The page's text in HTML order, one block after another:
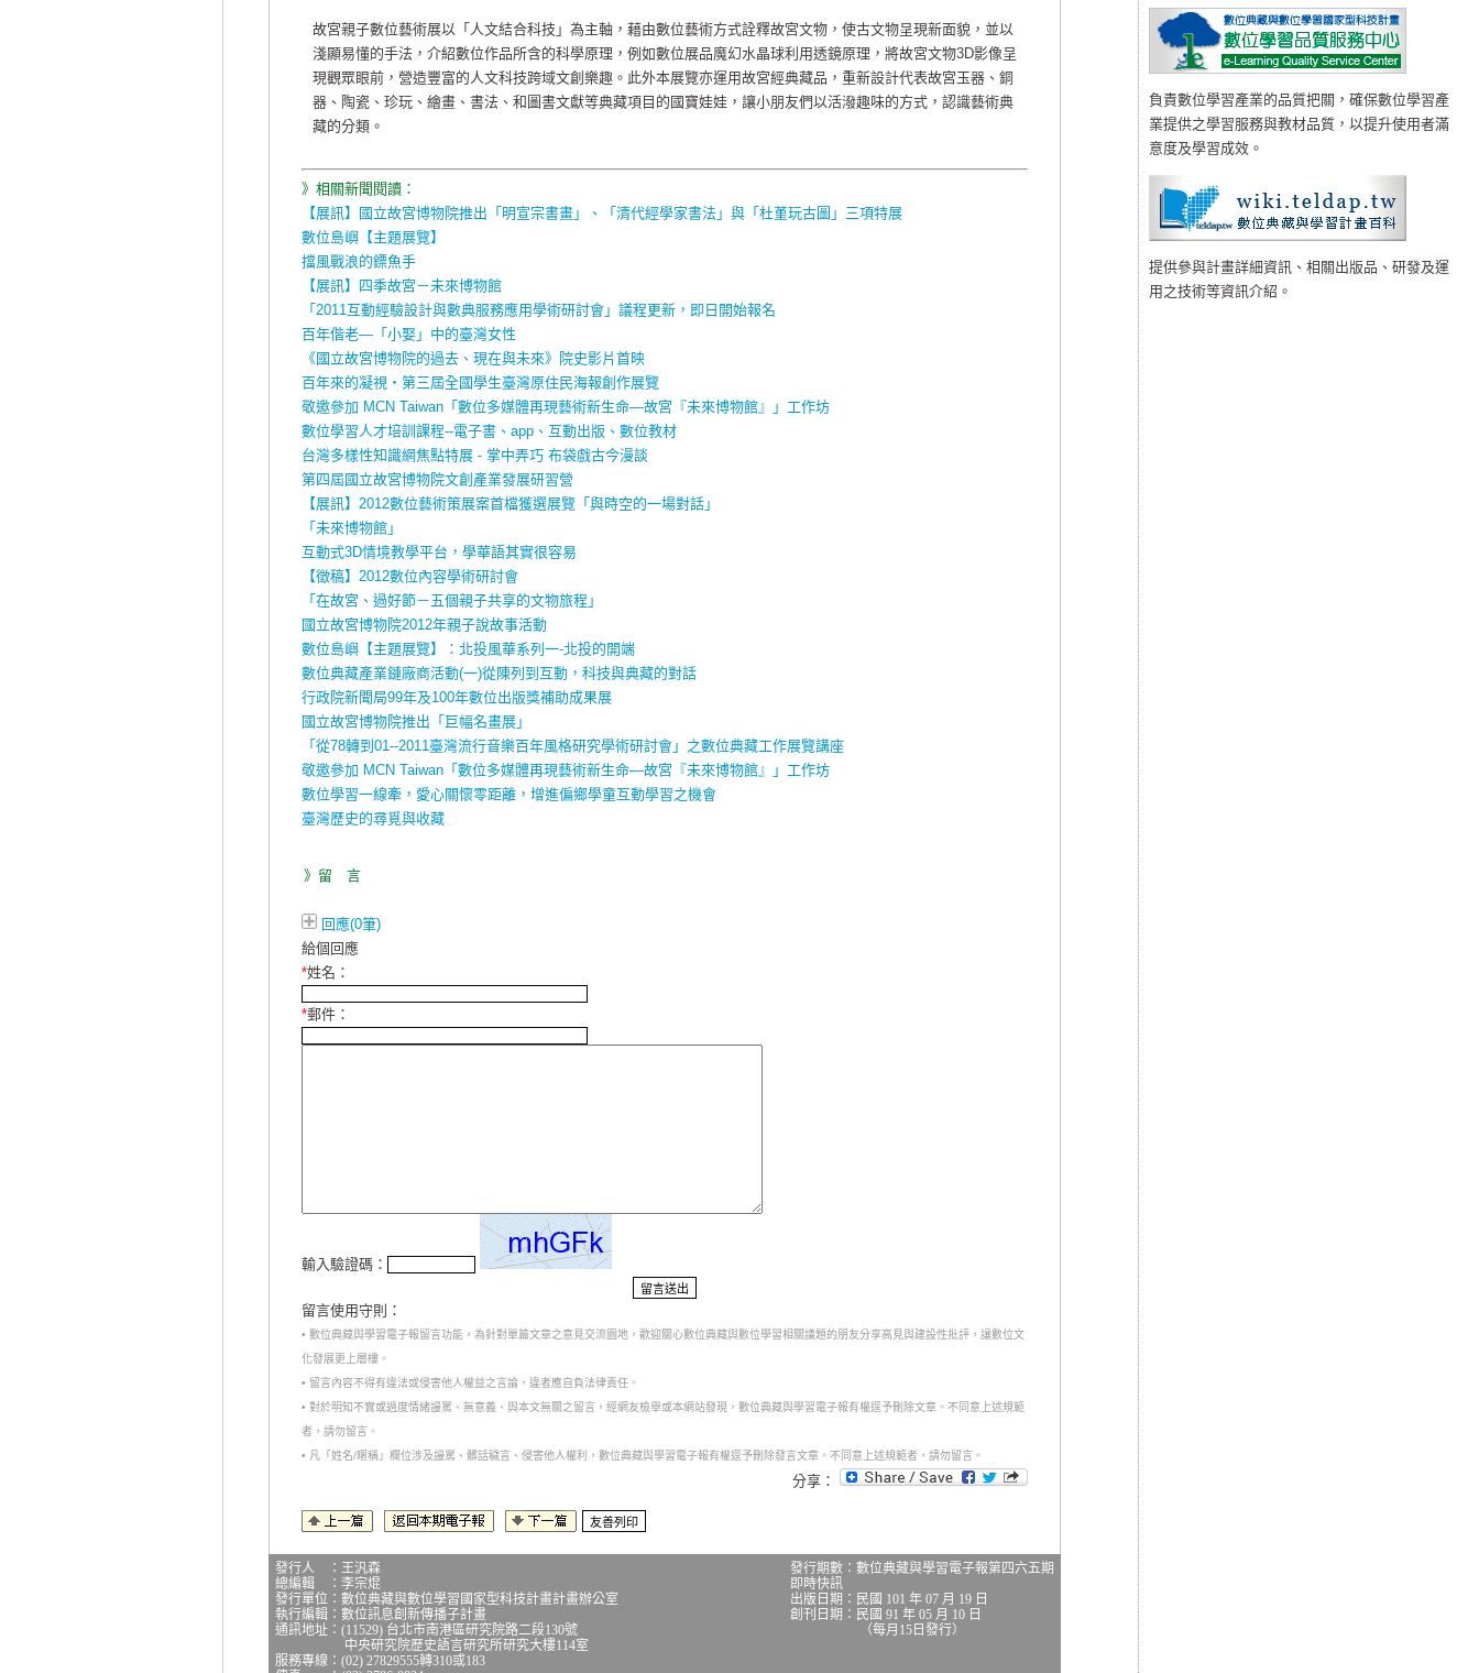
負責數位學習產業的品質把關，確保數位學習產
業提供之學習服務與教材品質，以提升使用者滿
意度及學習成效。
提供參與計畫詳細資訊、相關出版品、研發及運
用之技術等資訊介紹。
故宮親子數位藝術展以「人文結合科技」為主軸，藉由數位藝術方式詮釋故宮文物，使古文物呈現新面貌，並以
淺顯易懂的手法，介紹數位作品所含的科學原理，例如數位展品魔幻水晶球利用透鏡原理，將故宮文物3D影像呈
現觀眾眼前，營造豐富的人文科技跨域文創樂趣。此外本展覽亦運用故宮經典藏品，重新設計代表故宮玉器、銅
器、陶瓷、珍玩、繪畫、書法、和圖書文獻等典藏項目的國寶娃娃，讓小朋友們以活潑趣味的方式，認識藝術典
藏的分類。
》相關新聞閱讀：
【展訊】國立故宮博物院推出「明宣宗書畫」、「清代經學家書法」與「杜堇玩古圖」三項特展
數位島嶼【主題展覽】
擋風戰浪的鏢魚手
【展訊】四季故宮－未來博物館
「2011互動經驗設​計與數典服務應用學術​研討會」議程更新，即​日開始報名
百年偕老—「小娶」中的臺灣女性
《國立故宮博物院的過去、現在與未來》院史影片首映
百年來的凝視‧第三屆全國學生臺灣原住民海報創作展覽
敬邀參加 MCN Taiwan「數位多媒體再現藝術新生命—故宮『未來博物館』」工作坊
數位學習人才培訓課程--電子書、app、互動出版、數位教材
台灣多樣性知識網焦點特展 - 掌中弄巧 布袋戲古今漫談
第四屆國立故宮博物院文創產業發展研習營
【展訊】2012數位藝術策展案首檔獲選展覽「與時空的一場對話」
「未來博物館」
互動式3D情境教學平台，學華語其實很容易
【徵稿】2012數位內容學術研討會
「在故宮、過好節－五個親子共享的文物旅程」
國立故宮博物院2012年親子說故事活動
數位島嶼【主題展覽】：北投風華系列一-北投的開端
數位典藏產業鏈廠商活動(一)從陳列到互動，科技與典藏的對話
行政院新聞局99年及100年數位出版獎補助成果展
國立故宮博物院推出「巨幅名畫展」
「從78轉到01--2011臺灣流行音樂百年風格研究學術研討會」之數位典藏工作展覽講座
敬邀參加 MCN Taiwan「數位多媒體再現藝術新生命—故宮『未來博物館』」工作坊
數位學習一線牽，愛心關懷零距離，增進偏鄉學童互動學習之機會
臺灣歷史的尋覓與收藏
》留 言
回應(0筆)
給個回應
*姓名：
*郵件：
輸入驗證碼：
留言使用守則：
• 數位典藏與學習電子報留言功能，為針對單篇文章之意見交流園地，歡迎關心數位典藏與數位學習相關議題的朋友分享高見與建設性批評，讓數位文
化發展更上層樓。
• 留言內容不得有違法或侵害他人權益之言論，違者應自負法律責任。
• 對於明知不實或過度情緒謾罵、無意義、與本文無關之留言，經網友檢舉或本網站發現，數位典藏與學習電子報有權逕予刪除文章。不同意上述規範
者，請勿留言。
• 凡「姓名/暱稱」欄位涉及謾罵、髒話穢言、侵害他人權利，數位典藏與學習電子報有權逕予刪除發言文章。不同意上述規範者，請勿留言。
分享：
發行人 ：王汎森
總編輯 ：李宗焜
發行單位：數位典藏與數位學習國家型科技計畫計畫辦公室
執行編輯：數位訊息創新傳播子計畫
通訊地址：(11529) 台北市南港區研究院路二段130號
中央研究院歷史語言研究所研究大樓114室
服務專線：(02) 27829555轉310或183
發行期數：數位典藏與學習電子報第四六五期
即時快訊
出版日期：民國 101 年 07 月 19 日
創刊日期：民國 91 年 05 月 10 日
（每月15日發行）